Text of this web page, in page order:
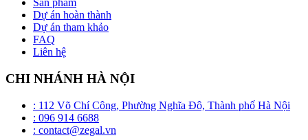
Sản phẩm
Dự án hoàn thành
Dự án tham khảo
FAQ
Liên hệ
CHI NHÁNH HÀ NỘI
: 112 Võ Chí Công, Phường Nghĩa Đô, Thành phố Hà Nội
: 096 914 6688
: contact@zegal.vn